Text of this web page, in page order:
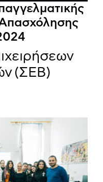
Απασχόλησης
(ΣΕΒ)